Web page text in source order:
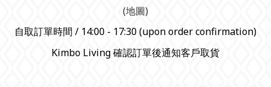
(地圖)
自取訂單時間 / 14:00 - 17:30 (upon order confirmation)
Kimbo Living 確認訂單後通知客戶取貨